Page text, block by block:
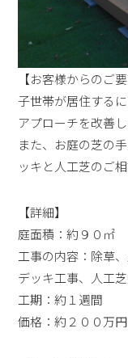
【お客様からのご要
子世帯が居住する
アプローチを改善し
また、お庭の芝の
ッキと人工芝のご
【詳細】
庭面積：約９０㎡
工事の内容：除草
デッキ工事、人工
工期：約１週間
価格：約２００万円